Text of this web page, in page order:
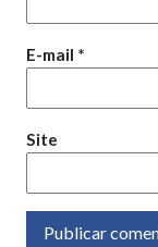
E-mail *
Site